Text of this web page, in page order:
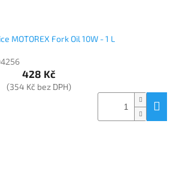
MOTOREX Fork Oil 10W - 1 L
428 Kč
(354 Kč bez DPH)